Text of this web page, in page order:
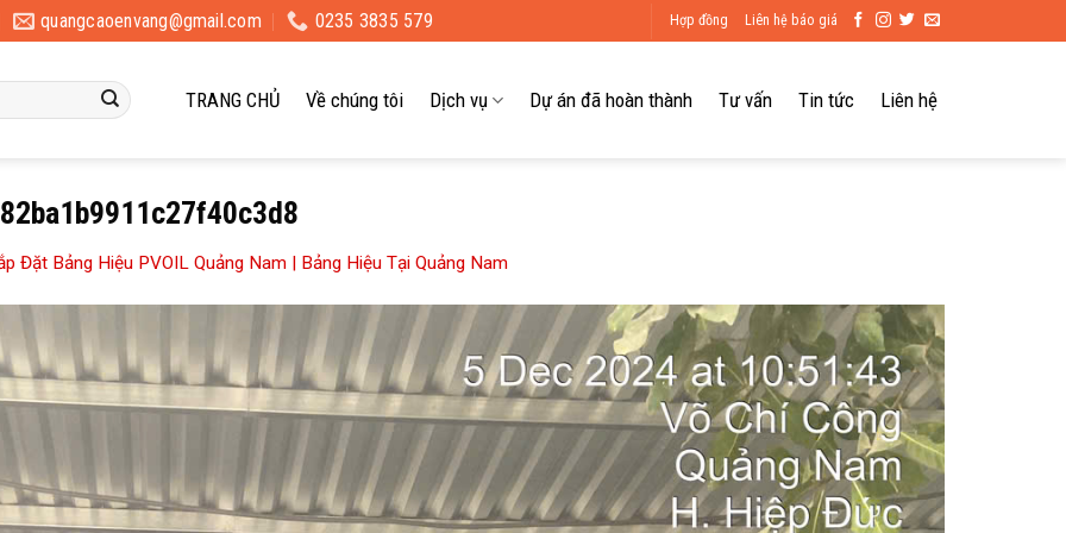
quangcaoenvang@gmail.com 0235 3835 579 Hợp đồng Liên hệ báo giá
TRANG CHỦ Về chúng tôi Dịch vụ Dự án đã hoàn thành Tư vấn Tin tức Liên hệ
Đặt Bảng Hiệu PVOIL Quảng Nam | Bảng Hiệu Tại Quảng Nam